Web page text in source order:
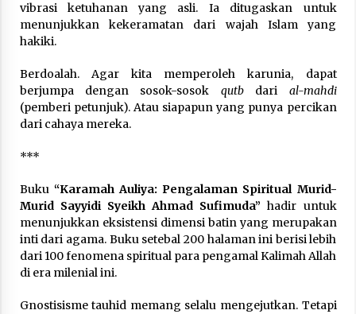
vibrasi ketuhanan yang asli. Ia ditugaskan untuk
menunjukkan kekeramatan dari wajah Islam yang
hakiki.
Berdoalah. Agar kita memperoleh karunia, dapat
berjumpa dengan sosok-sosok qutb dari al-mahdi
(pemberi petunjuk). Atau siapapun yang punya percikan
dari cahaya mereka.
***
Buku “Karamah Auliya: Pengalaman Spiritual Murid-
Murid Sayyidi Syeikh Ahmad Sufimuda” hadir untuk
menunjukkan eksistensi dimensi batin yang merupakan
inti dari agama. Buku setebal 200 halaman ini berisi lebih
dari 100 fenomena spiritual para pengamal Kalimah Allah
di era milenial ini.
Gnostisisme tauhid memang selalu mengejutkan. Tetapi